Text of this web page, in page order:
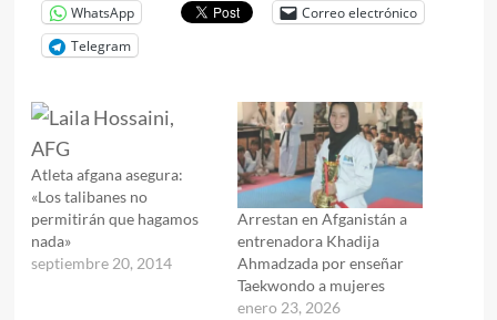
WhatsApp
Correo electrónico
Telegram
Atleta afgana asegura:
«Los talibanes no
permitirán que hagamos
nada»
septiembre 20, 2014
Arrestan en Afganistán a
entrenadora Khadija
Ahmadzada por enseñar
Taekwondo a mujeres
enero 23, 2026